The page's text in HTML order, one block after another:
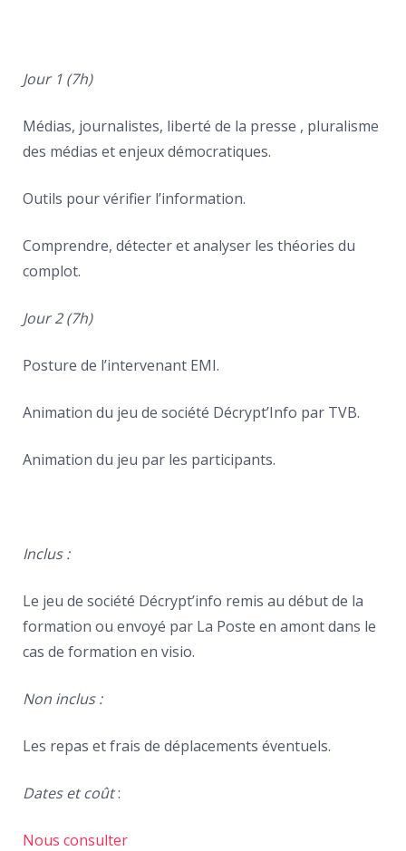
Jour 1 (7h)
Médias, journalistes, liberté de la presse , pluralisme
des médias et enjeux démocratiques.
Outils pour vérifier l’information.
Comprendre, détecter et analyser les théories du
complot.
Jour 2 (7h)
Posture de l’intervenant EMI.
Animation du jeu de société Décrypt’Info par TVB.
Animation du jeu par les participants.
Inclus :
Le jeu de société Décrypt’info remis au début de la
formation ou envoyé par La Poste en amont dans le
cas de formation en visio.
Non inclus :
Les repas et frais de déplacements éventuels.
Dates et coût:
Nous consulter